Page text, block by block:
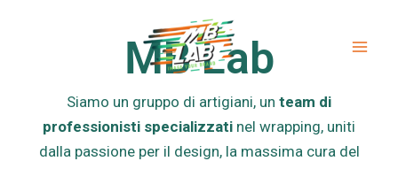
MB Lab
Siamo un gruppo di artigiani, un team di
professionisti specializzati nel wrapping, uniti
dalla passione per il design, la massima cura del